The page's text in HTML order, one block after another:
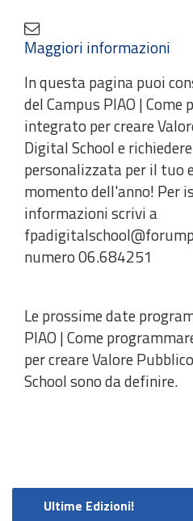
Maggiori informazioni
In questa pagina puoi
del Campus PIAO |
integrato per creare
Digital School e
personalizzata per il tuo
momento dell'anno! Per
informazioni scrivi a
numero 06.684251
Le prossime date
PIAO | Come
per creare Valore
School sono da definire.
Ultime Edizioni!